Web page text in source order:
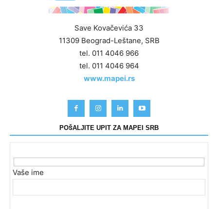
Save Kovačevića 33
11309 Beograd-Leštane, SRB
tel. 011 4046 966
tel. 011 4046 964
www.mapei.rs
POŠALJITE UPIT ZA MAPEI SRB
Vaše ime